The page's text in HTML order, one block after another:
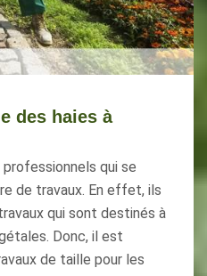
des haies à
qui se
de travaux. En effet, ils
qui sont destinés à
Donc, il est
de taille pour les